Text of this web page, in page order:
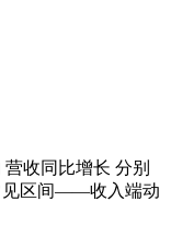
收同比增长 分别
见区间——收入端动